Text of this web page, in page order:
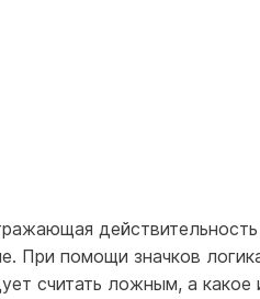
действительность
При помощи значков
считать ложным, а какое